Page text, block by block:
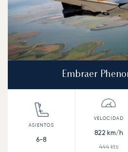
Embraer
6-8
822 km/h
444 kts